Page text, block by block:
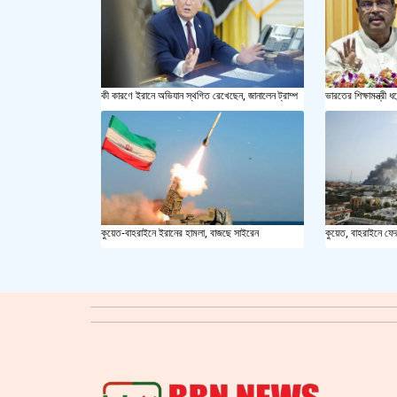
কী কারণে ইরানে অভিযান স্থগিত রেখেছেন, জানালেন ট্রাম্প ভারতের শিক্ষামন্ত্রী
কুয়েত-বাহরাইনে ইরানের হামলা, বাজছে সাইরেন কুয়েত, বাহরাইনে